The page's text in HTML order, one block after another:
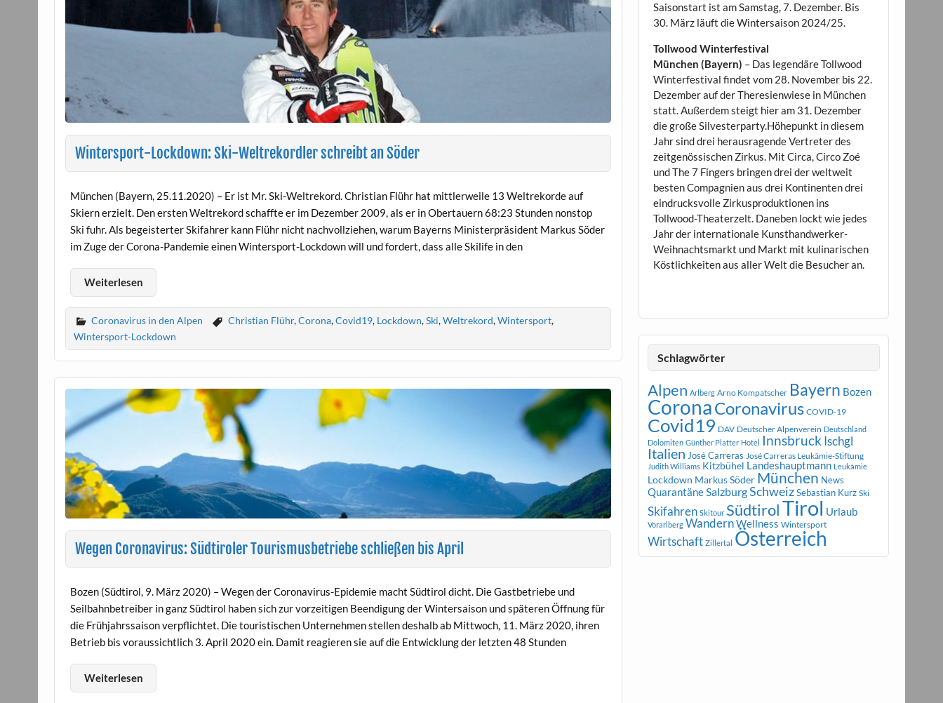
Wintersport-Lockdown: Ski-Weltrekordler schreibt an Söder
München (Bayern, 25.11.2020) – Er ist Mr. Ski-Weltrekord. Christian Flühr hat mittlerweile 13 Weltrekorde auf
Skiern erzielt. Den ersten Weltrekord schaffte er im Dezember 2009, als er in Obertauern 68:23 Stunden nonstop
Ski fuhr. Als begeisterter Skifahrer kann Flühr nicht nachvollziehen, warum Bayerns Ministerpräsident Markus Söder
im Zuge der Corona-Pandemie einen Wintersport-Lockdown will und fordert, dass alle Skilife in den
Weiterlesen
Coronavirus in den Alpen Christian Flühr,Corona,Covid19, Lockdown,Ski,Weltrekord,Wintersport,
Wintersport-Lockdown
Wegen Coronavirus: Südtiroler Tourismusbetriebe schließen bis April
Bozen (Südtirol, 9. März 2020) – Wegen der Coronavirus-Epidemie macht Südtirol dicht. Die Gastbetriebe und
Seilbahnbetreiber in ganz Südtirol haben sich zur vorzeitigen Beendigung der Wintersaison und späteren Öffnung für
die Frühjahrssaison verpflichtet. Die touristischen Unternehmen stellen deshalb ab Mittwoch, 11. März 2020, ihren
Betrieb bis voraussichtlich 3. April 2020 ein. Damit reagieren sie auf die Entwicklung der letzten 48 Stunden
Weiterlesen
Saisonstart ist am Samstag, 7. Dezember. Bis
30. März läuft die Wintersaison 2024/25.
Tollwood Winterfestival
München (Bayern) – Das legendäre Tollwood
Winterfestival findet vom 28. November bis 22.
Dezember auf der Theresienwiese in München
statt. Außerdem steigt hier am 31. Dezember
die große Silvesterparty.Höhepunkt in diesem
Jahr sind drei herausragende Vertreter des
zeitgenössischen Zirkus. Mit Circa, Circo Zoé
und The 7 Fingers bringen drei der weltweit
besten Compagnien aus drei Kontinenten drei
eindrucksvolle Zirkusproduktionen ins
Tollwood-Theaterzelt. Daneben lockt wie jedes
Jahr der internationale Kunsthandwerker-
Weihnachtsmarkt und Markt mit kulinarischen
Köstlichkeiten aus aller Welt die Besucher an.
Schlagwörter
Alpen Arlberg Arno Kompatscher Bayern Bozen
CoronaCoronavirus COVID-19
Covid19 DAV Deutscher Alpenverein Deutschland
Dolomiten Günther Platter Hotel Innsbruck Ischgl
Italien José Carreras José Carreras Leukämie-Stiftung
Judith Williams Kitzbühel Landeshauptmann Leukämie
Lockdown Markus Söder München News
QuarantäneSalzburgSchweiz Sebastian Kurz Ski
Skifahren Skitour SüdtirolTirol Urlaub
Vorarlberg WandernWellness Wintersport
Wirtschaft Zillertal Österreich